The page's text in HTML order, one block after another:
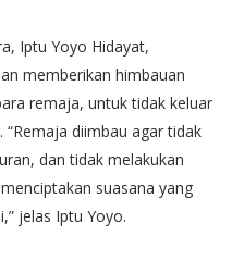
Iptu Yoyo Hidayat,
memberikan himbauan
remaja, untuk tidak keluar
diimbau agar tidak
dan tidak melakukan
suasana yang
jelas Iptu Yoyo.